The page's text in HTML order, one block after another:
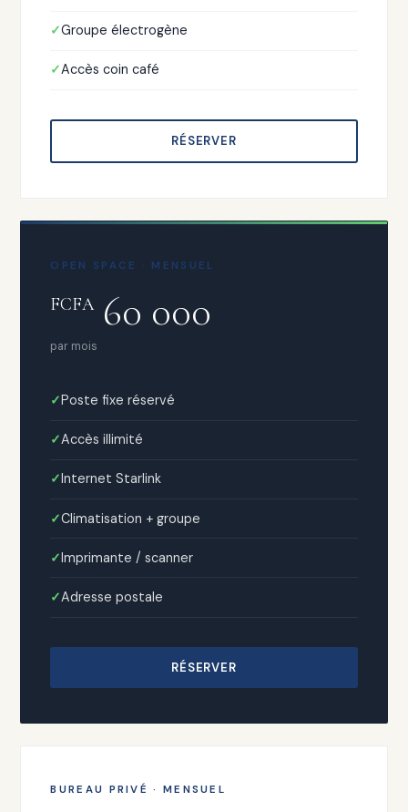
Groupe électrogène
Accès coin café
RÉSERVER
OPEN SPACE · MENSUEL
FCFA60 000
par mois
Poste fixe réservé
Accès illimité
Internet Starlink
Climatisation + groupe
Imprimante / scanner
Adresse postale
RÉSERVER
BUREAU PRIVÉ · MENSUEL